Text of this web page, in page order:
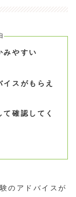
みやすい
スがもらえ
確認してく
のアドバイスが